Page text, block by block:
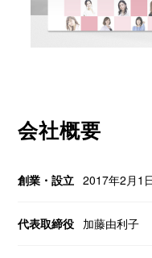
会社概要
創業・設立 2017年2月1
代表取締役 加藤由利子